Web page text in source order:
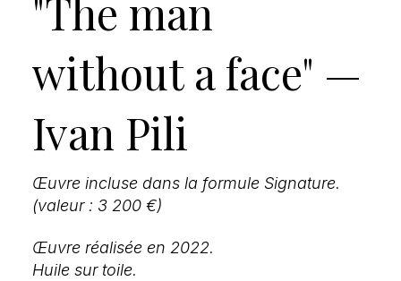
"The man
without a face" —
Ivan Pili
Œuvre incluse dans la formule Signature.
(valeur : 3 200 €)
Œuvre réalisée en 2022.
Huile sur toile.